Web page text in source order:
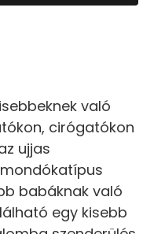
való
cirógatókon
ujjas
babáknak való
egy kisebb